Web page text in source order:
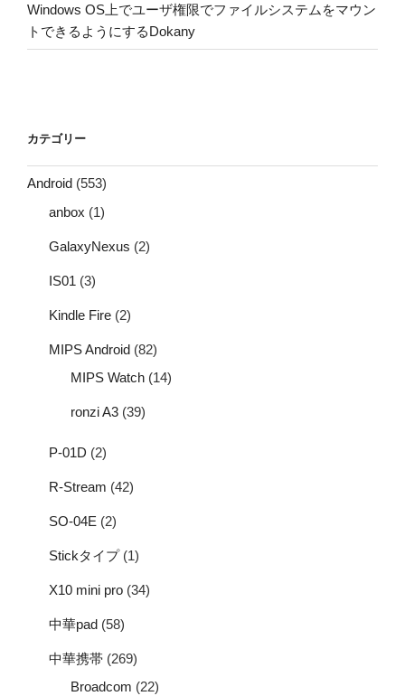
Windows OS上でユーザ権限でファイルシステムをマウン
トできるようにするDokany
カテゴリー
Android (553)
anbox (1)
GalaxyNexus (2)
IS01 (3)
Kindle Fire (2)
MIPS Android (82)
MIPS Watch (14)
ronzi A3 (39)
P-01D (2)
R-Stream (42)
SO-04E (2)
Stickタイプ(1)
X10 mini pro (34)
中華pad (58)
中華携帯 (269)
Broadcom (22)